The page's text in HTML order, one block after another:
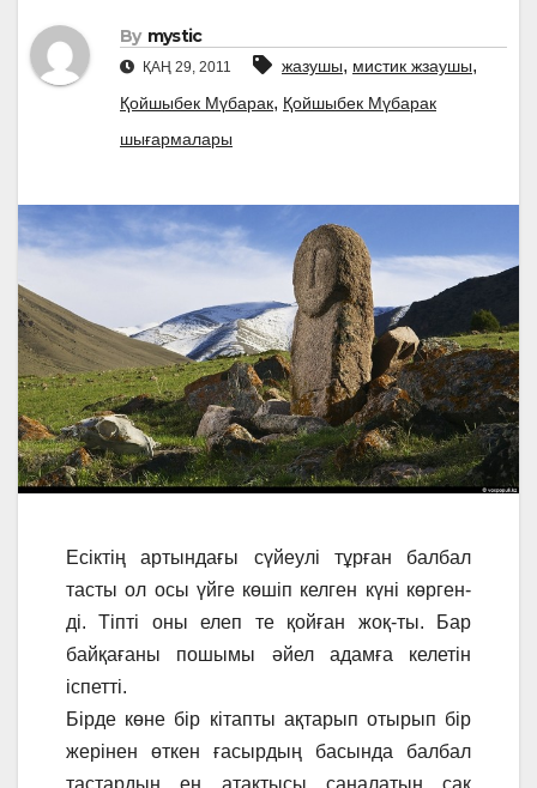
By mystic
ҚАҢ 29, 2011 жазушы, мистик жзаушы,
Қойшыбек Мүбарак, Қойшыбек Мүбарак
шығармалары
Есіктің артындағы сүйеулі тұрған балбал
тасты ол осы үйге көшіп келген күні көрген-
ді. Тіпті оны елеп те қойған жоқ-ты. Бар
байқағаны пошымы әйел адамға келетін
іспетті.
Бірде көне бір кітапты ақтарып отырып бір
жерінен өткен ғасырдың басында балбал
тастардың ең атақтысы саналатын сақ